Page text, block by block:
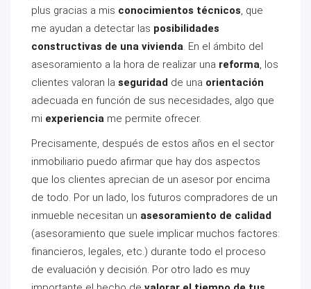
plus gracias a mis conocimientos técnicos, que
me ayudan a detectar las posibilidades
constructivas de una vivienda. En el ámbito del
asesoramiento a la hora de realizar una reforma, los
clientes valoran la seguridad de una orientación
adecuada en función de sus necesidades, algo que
mi experiencia me permite ofrecer.
Precisamente, después de estos años en el sector
inmobiliario puedo afirmar que hay dos aspectos
que los clientes aprecian de un asesor por encima
de todo. Por un lado, los futuros compradores de un
inmueble necesitan un asesoramiento de calidad
(asesoramiento que suele implicar muchos factores:
financieros, legales, etc.) durante todo el proceso
de evaluación y decisión. Por otro lado es muy